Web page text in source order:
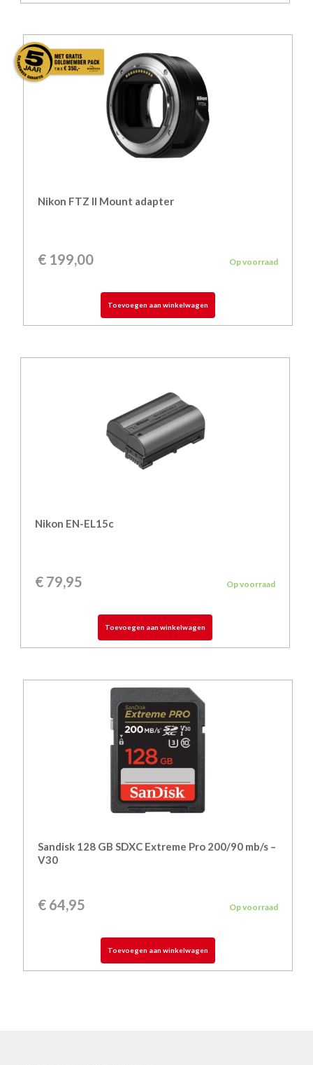
Nikon FTZ II Mount adapter
€199,00 Op voorraad
Toevoegen aan winkelwagen
Nikon EN-EL15c
€ 79,95 Op voorraad
Toevoegen aan winkelwagen
Sandisk 128 GB SDXC Extreme Pro 200/90 mb/s –
V30
€64,95 Op voorraad
Toevoegen aan winkelwagen